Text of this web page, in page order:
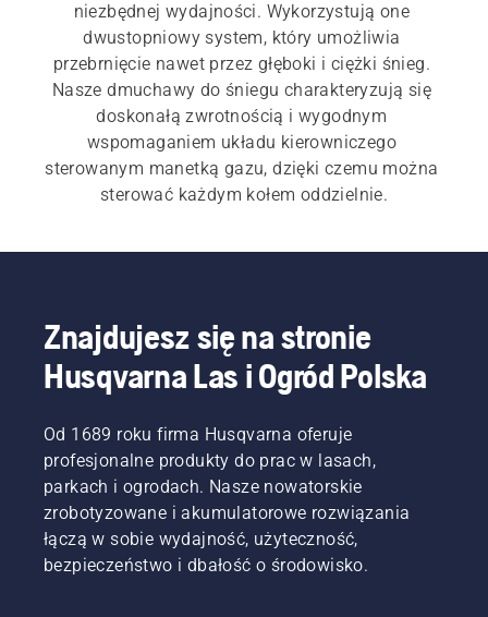
niezbędnej wydajności. Wykorzystują one
dwustopniowy system, który umożliwia
przebrnięcie nawet przez głęboki i ciężki śnieg.
Nasze dmuchawy do śniegu charakteryzują się
doskonałą zwrotnością i wygodnym
wspomaganiem układu kierowniczego
sterowanym manetką gazu, dzięki czemu można
nasz
przewodnik zakupowy dotyczący dmuchaw
do śniegu, aby znaleźć najlepsze rozwiązanie do
swoich potrzeb.
Znajdujesz się na stronie
Husqvarna Las i Ogród Polska
Od 1689 roku firma Husqvarna oferuje
profesjonalne produkty do prac w lasach,
parkach i ogrodach. Nasze nowatorskie
zrobotyzowane i akumulatorowe rozwiązania
łączą w sobie wydajność, użyteczność,
bezpieczeństwo i dbałość o środowisko.